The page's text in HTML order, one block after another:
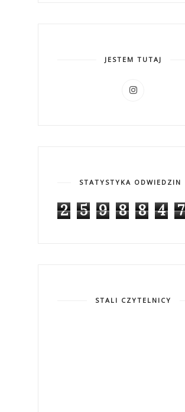
JESTEM TUTAJ
STATYSTYKA ODWIEDZIN
2 5 9 8 8 4 7
STALI CZYTELNICY